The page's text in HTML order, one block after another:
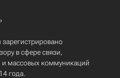
в сфере связи,
массовых коммуникаций
года.